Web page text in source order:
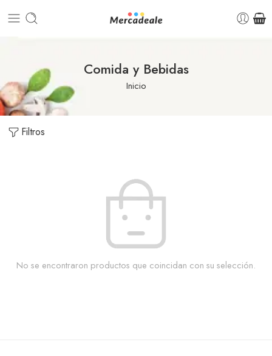
Comida y Bebidas
Inicio
Filtros
No se encontraron productos que coincidan con su selección.